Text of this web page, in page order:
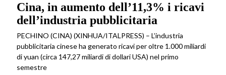
Cina, in aumento dell’11,3% i ricavi
dell’industria pubblicitaria
PECHINO (CINA) (XINHUA/ITALPRESS) – L’industria
pubblicitaria cinese ha generato ricavi per oltre 1.000 miliardi
di yuan (circa 147,27 miliardi di dollari USA) nel primo
semestre